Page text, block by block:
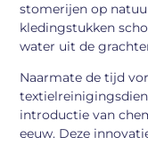
stomerijen op
kledingstukken
water uit de
Naarmate de tijd
introductie van
eeuw. Deze